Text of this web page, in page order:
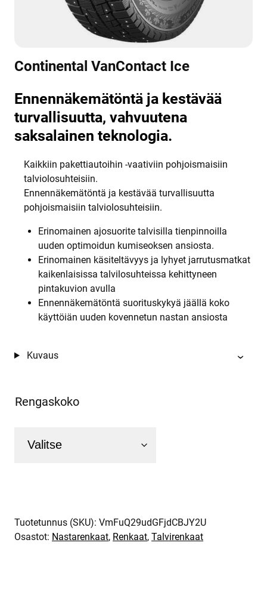
Continental VanContact Ice
Ennennäkemätöntä ja kestävää
turvallisuutta, vahvuutena
saksalainen teknologia.
Kaikkiin pakettiautoihin -vaativiin pohjoismaisiin
talviolosuhteisiin.
Ennennäkemätöntä ja kestävää turvallisuutta
pohjoismaisiin talviolosuhteisiin.
Erinomainen ajosuorite talvisilla tienpinnoilla
uuden optimoidun kumiseoksen ansiosta.
Erinomainen käsiteltävyys ja lyhyet jarrutusmatkat
kaikenlaisissa talvilosuhteissa kehittyneen
pintakuvion avulla
Ennennäkemätöntä suorituskykyä jäällä koko
käyttöiän uuden kovennetun nastan ansiosta
Kuvaus
Rengaskoko
Tuotetunnus (SKU): VmFuQ29udGFjdCBJY2U
Osastot: Nastarenkaat, Renkaat, Talvirenkaat